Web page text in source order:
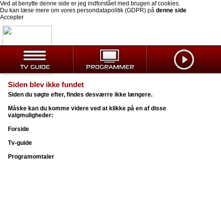
Ved at benytte denne side er jeg indforstået med brugen af cookies.
Du kan læse mere om vores persondatapolitik (GDPR) på denne side
Accepter
Siden blev ikke fundet
Siden du søgte efter, findes desværre ikke længere.
Måske kan du komme videre ved at klikke på en af disse
valgmuligheder:
Forside
Tv-guide
Programomtaler